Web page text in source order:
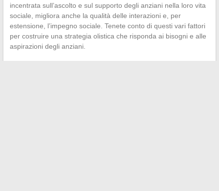
incentrata sull’ascolto e sul supporto degli anziani nella loro vita
sociale, migliora anche la qualità delle interazioni e, per
estensione, l’impegno sociale. Tenete conto di questi vari fattori
per costruire una strategia olistica che risponda ai bisogni e alle
aspirazioni degli anziani.